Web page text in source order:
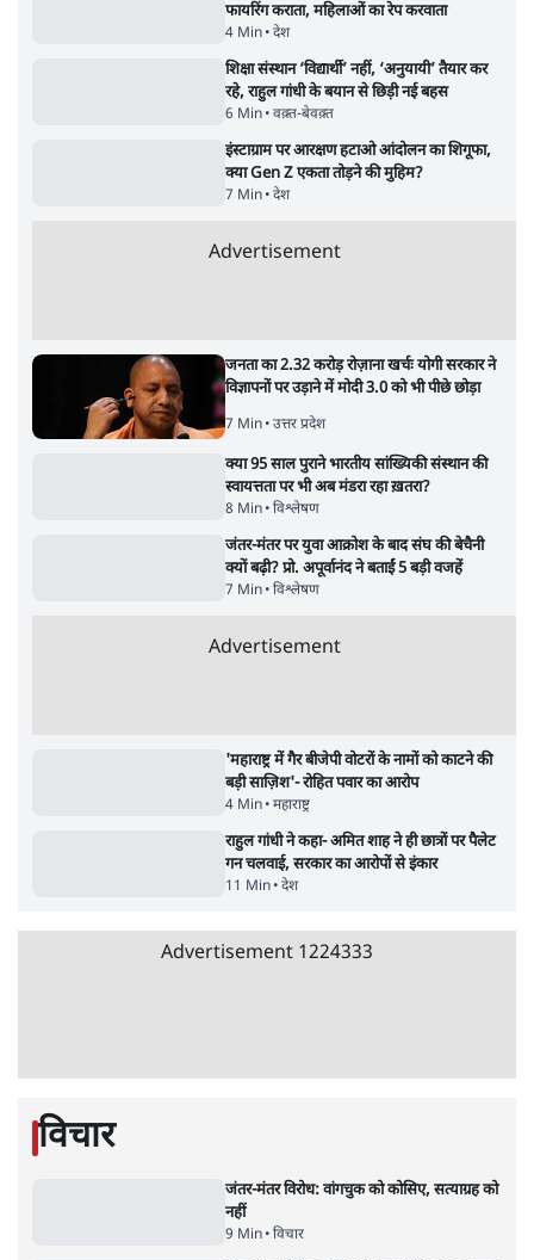
फायरिंग कराता, महिलाओं का रेप करवाता
4 Min• देश
शिक्षा संस्थान ‘विद्यार्थी’ नहीं, ‘अनुयायी’ तैयार कर
रहे, राहुल गांधी के बयान से छिड़ी नई बहस
6 Min• वक़्त-बेवक़्त
इंस्टाग्राम पर आरक्षण हटाओ आंदोलन का शिगूफा,
क्या Gen Z एकता तोड़ने की मुहिम?
7 Min• देश
Advertisement
जनता का 2.32 करोड़ रोज़ाना खर्चः योगी सरकार ने
विज्ञापनों पर उड़ाने में मोदी 3.0 को भी पीछे छोड़ा
7 Min• उत्तर प्रदेश
क्या 95 साल पुराने भारतीय सांख्यिकी संस्थान की
स्वायत्तता पर भी अब मंडरा रहा ख़तरा?
8 Min• विश्लेषण
जंतर-मंतर पर युवा आक्रोश के बाद संघ की बेचैनी
क्यों बढ़ी? प्रो. अपूर्वानंद ने बताईं 5 बड़ी वजहें
7 Min• विश्लेषण
Advertisement
'महाराष्ट्र में गैर बीजेपी वोटरों के नामों को काटने की
बड़ी साज़िश'- रोहित पवार का आरोप
4 Min• महाराष्ट्र
राहुल गांधी ने कहा- अमित शाह ने ही छात्रों पर पैलेट
गन चलवाई, सरकार का आरोपों से इंकार
11 Min• देश
Advertisement 1224333
विचार
जंतर-मंतर विरोध: वांगचुक को कोसिए, सत्याग्रह को
नहीं
9 Min• विचार